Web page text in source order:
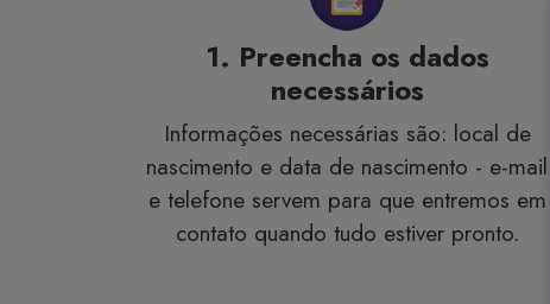
1. Preencha os dados
necessários
Informações necessárias são: local de
nascimento e data de nascimento - e-mail
e telefone servem para que entremos em
contato quando tudo estiver pronto.